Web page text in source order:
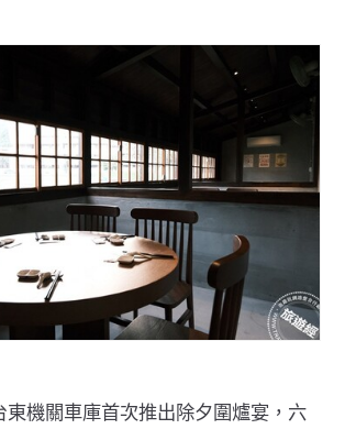
東機關車庫首次推出除夕圍爐宴，六